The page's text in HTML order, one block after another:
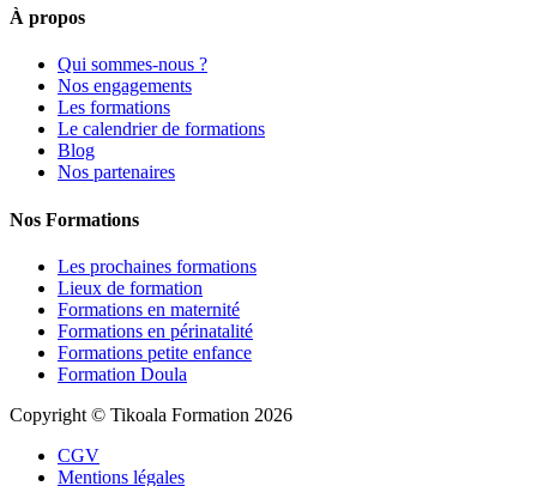
À propos
Qui sommes-nous ?
Nos engagements
Les formations
Le calendrier de formations
Blog
Nos partenaires
Nos Formations
Les prochaines formations
Lieux de formation
Formations en maternité
Formations en périnatalité
Formations petite enfance
Formation Doula
Copyright © Tikoala Formation 2026
CGV
Mentions légales